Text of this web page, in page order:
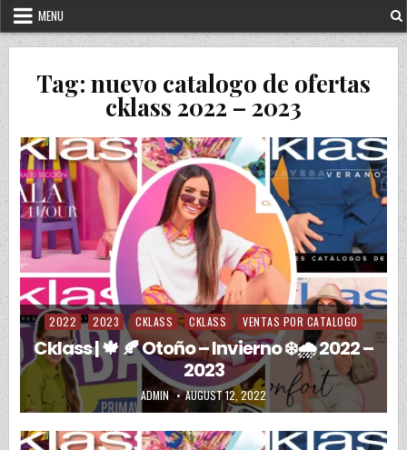
MENU
Tag: nuevo catalogo de ofertas
cklass 2022 – 2023
Posted in
2022 2023 CKLASS CKLASS VENTAS POR CATALOGO
Cklass | 🍁 🍂 Otoño – Invierno ❄️🌧️ 2022 –
2023
AUTHOR:
ADMIN PUBLISHED DATE:
AUGUST 12, 2022